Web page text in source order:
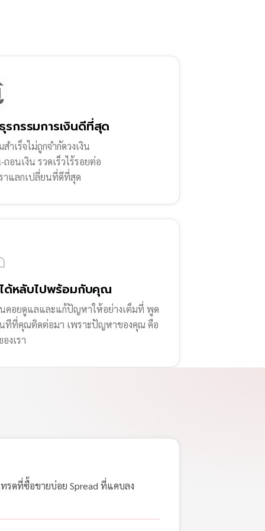
กรรมการเงินดีที่สุด
ำเร็จไม่ถูกจำกัดวงเงิน
ถอนเงิน รวดเร็วไร้รอยต่อ
าแลกเปลี่ยนที่ดีที่สุด
ได้หลับไปพร้อมกับคุณ
คอยดูแลและแก้ปัญหาให้อย่างเต็มที่ พูด
ทีที่คุณติดต่อมา เพราะปัญหาของคุณ คือ
งเรา
รดที่ซื้อขายบ่อย Spread ที่แคบลง